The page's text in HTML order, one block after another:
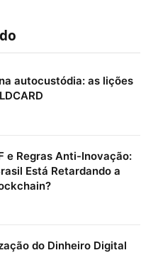
autocustódia: as lições
e Regras Anti-Inovação:
Está Retardando a
do Dinheiro Digital